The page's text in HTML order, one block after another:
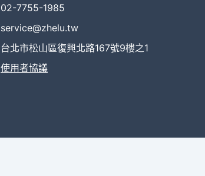
02-7755-1985
service@zhelu.tw
台北市松山區復興北路167號9樓之1
使用者協議